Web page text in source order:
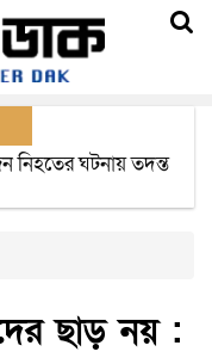
৫ লাখ টাকা করে
ছাড় নয় :